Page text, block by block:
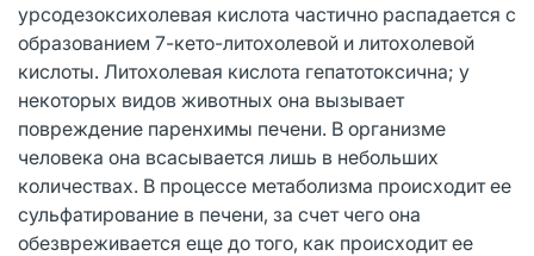
урсодезоксихолевая кислота частично распадается с
образованием 7-кето-литохолевой и литохолевой
кислоты. Литохолевая кислота гепатотоксична; у
некоторых видов животных она вызывает
повреждение паренхимы печени. В организме
человека она всасывается лишь в небольших
количествах. В процессе метаболизма происходит ее
сульфатирование в печени, за счет чего она
обезвреживается еще до того, как происходит ее